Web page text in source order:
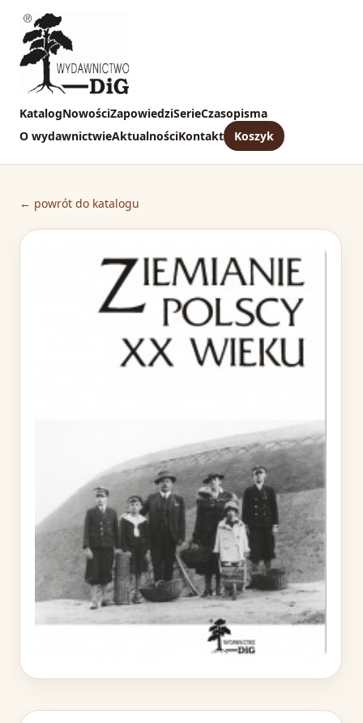
KatalogNowościZapowiedziSerieCzasopisma
O wydawnictwieAktualnościKontakt Koszyk
← powrót do katalogu